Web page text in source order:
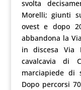
svolta
Morelli; giunti
ovest e dopo
abbandona la
in discesa Via
cavalcavia di
marciapiede di
Dopo percorsi